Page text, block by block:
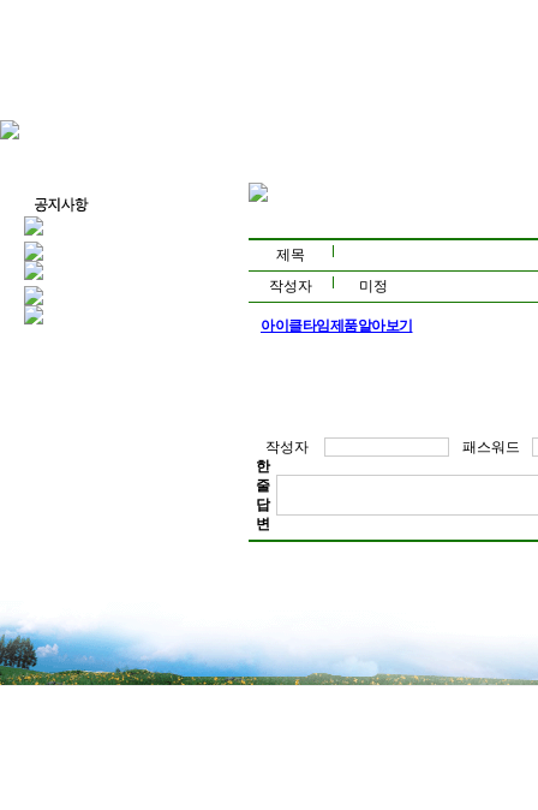
제목
작성자
미정
아이클타임제품알아보기
키영양제추천,키성장영양제추천,청소년키
클타임먹는시기,어린이키성장,키성장제품,
작성자
패스워드
한
줄
답
변